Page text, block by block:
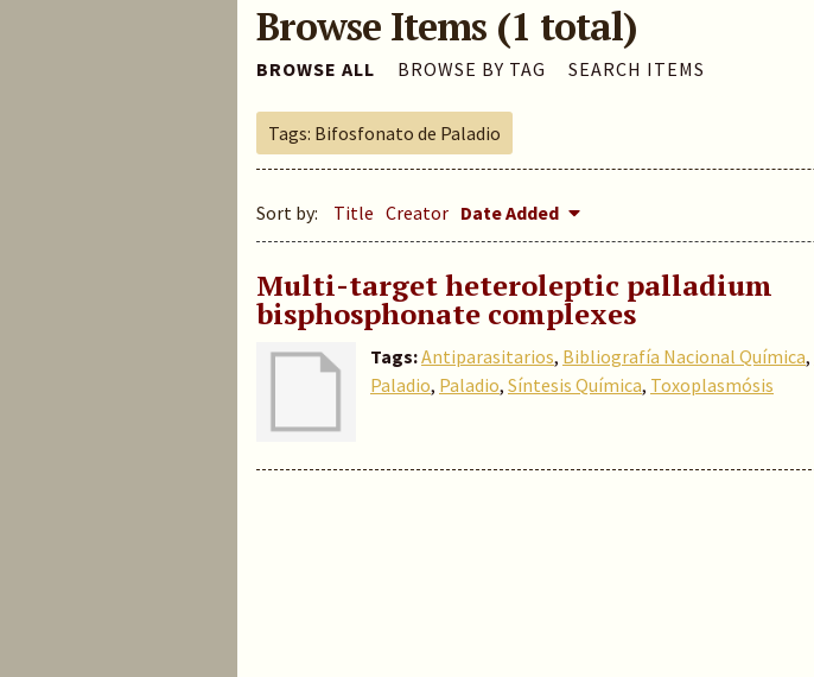
Browse Items (1 total)
BROWSE ALL BROWSE BY TAG SEARCH ITEMS
Tags: Bifosfonato de Paladio
Sort by: Title Creator Date Added
Multi-target heteroleptic palladium
bisphosphonate complexes
Tags:Antiparasitarios, Bibliografía Nacional Química,
Paladio, Paladio, Síntesis Química, Toxoplasmósis